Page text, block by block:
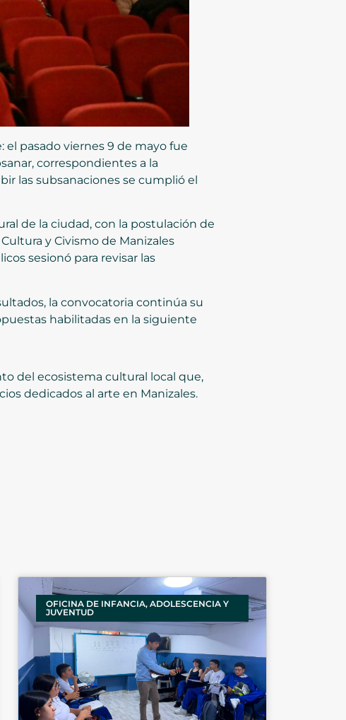
el pasado viernes 9 de mayo fue
correspondientes a la
las subsanaciones se cumplió el
de la ciudad, con la postulación de
y Civismo de Manizales
sesionó para revisar las
la convocatoria continúa su
habilitadas en la siguiente
del ecosistema cultural local que,
dedicados al arte en Manizales.
OFICINA DE INFANCIA, ADOLESCENCIA Y
JUVENTUD